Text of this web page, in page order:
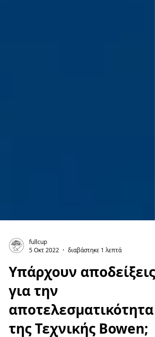
5 Οκτ 2022
διαβάστηκε 1 λεπτά
Υπάρχουν αποδείξεις
για την
αποτελεσματικότητα